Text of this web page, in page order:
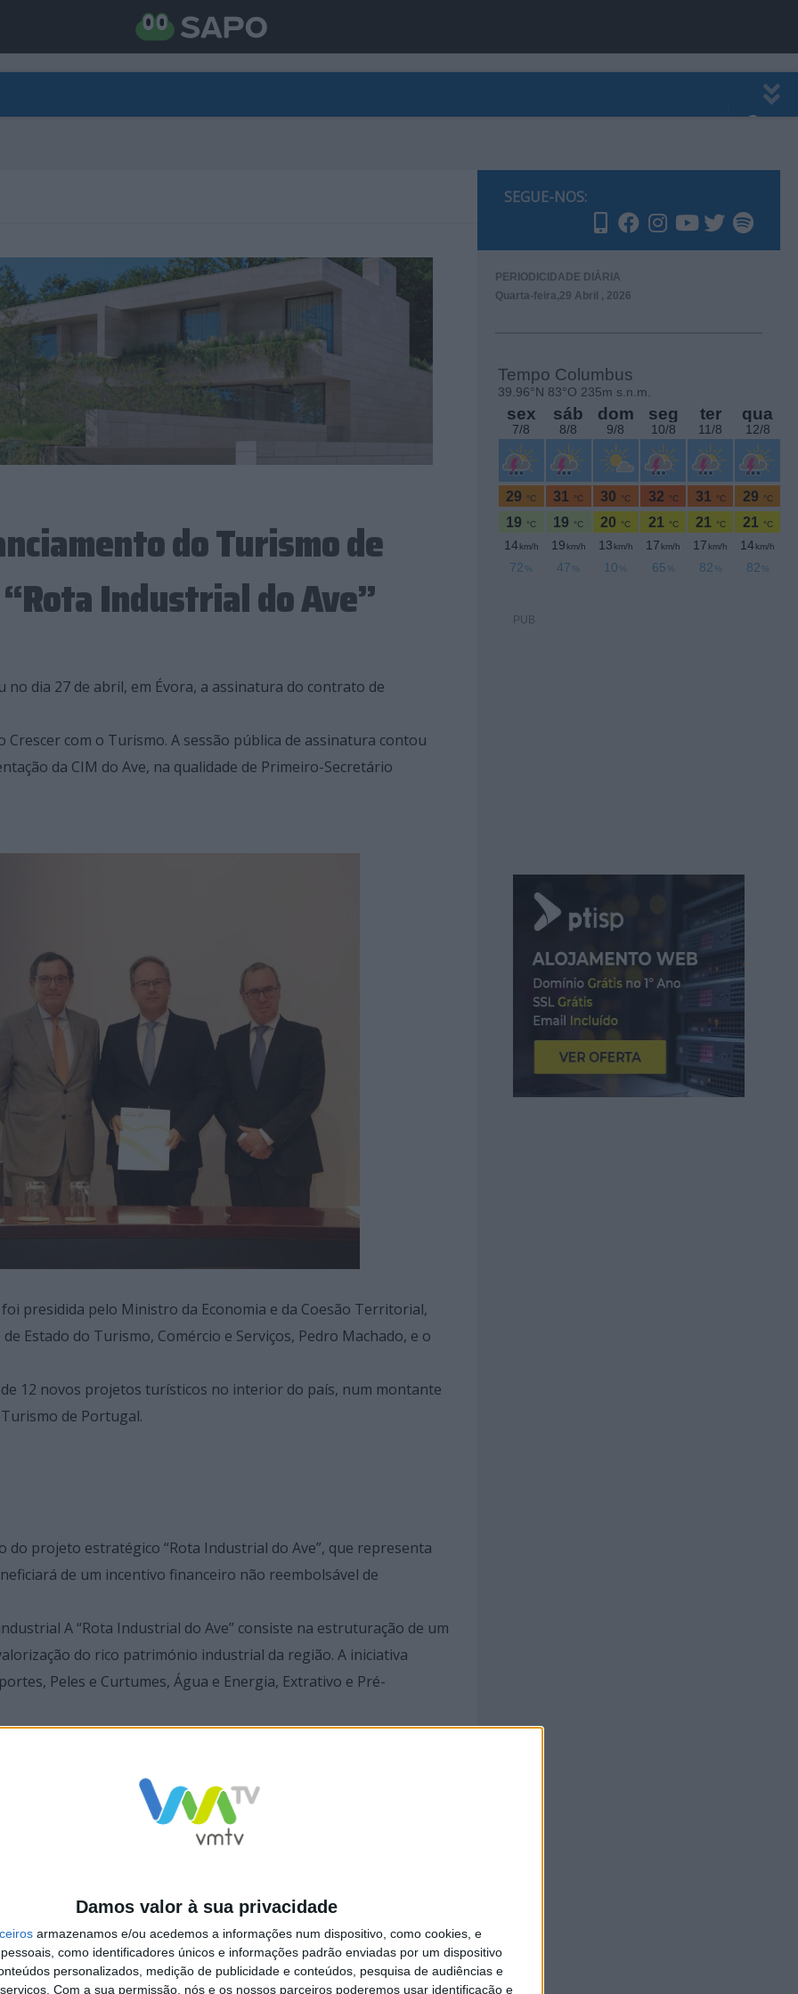
Damos valor à sua privacidade
armazenamos e/ou acedemos a informações num dispositivo, como cookies, e
como identificadores únicos e informações padrão enviadas por um dispositivo
personalizados, medição de publicidade e conteúdos, pesquisa de audiências e
Com a sua permissão, nós e os nossos parceiros poderemos usar identificação e
do Turismo de
Industrial do Ave”
dia 27 de abril, em Évora, a assinatura do contrato de
com o Turismo. A sessão pública de assinatura contou
da CIM do Ave, na qualidade de Primeiro-Secretário
presidida pelo Ministro da Economia e da Coesão Territorial,
Estado do Turismo, Comércio e Serviços, Pedro Machado, e o
12 novos projetos turísticos no interior do país, num montante
de Portugal.
do projeto estratégico “Rota Industrial do Ave”, que representa
de um incentivo financeiro não reembolsável de
A “Rota Industrial do Ave” consiste na estruturação de um
do rico património industrial da região. A iniciativa
Peles e Curtumes, Água e Energia, Extrativo e Pré-
experiências imersivas através do recurso a conteúdos digitais
desta rota é o envolvimento direto das comunidades
o papel de intérpretes da memória, enriquecendo a
industrial da região.
e a implementação de um modelo de governação intermunicipal
SEGUE-NOS:
PERIODICIDADE DIÁRIA
Quarta-feira,29 Abril , 2026
PUB